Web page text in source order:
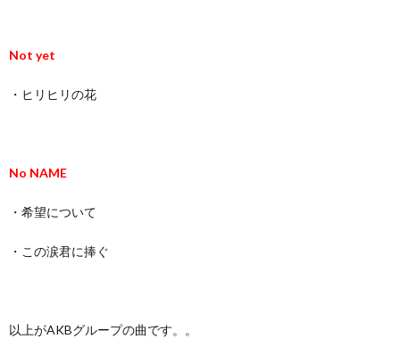
Not yet
・ヒリヒリの花
No NAME
・希望について
・この涙君に捧ぐ
以上がAKBグループの曲です。。